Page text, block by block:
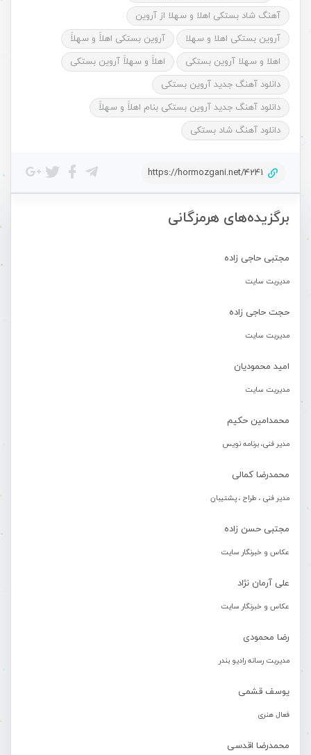
برگزیده‌های هرمزگانی
مجتبی حاجی زاده
مدیریت سایت
حجت حاجی زاده
مدیریت سایت
امید محمودیان
مدیریت سایت
محمدامین حکیم
مدیر فنی، برنامه نویس
محمدرضا کمالی
مدیر فنی ، طراح ، پشتیبان
مجتبی حسن زاده
عکاس و خبرنگار سایت
علی آرمان نژاد
عکاس و خبرنگار سایت
رضا محمودی
مدیریت رسانه رادیو بندر
یوسف قشمی
فعال هنری
محمدرضا اقدسی
آهنگ شاد بستکی اهلا و سهلا از آروین
آروین بستکی اهلا و سهلا
آروین بستکی اهلاََ و سهلاََ
اهلا و سهلا آروین بستکی
اهلاََ و سهلاََ آروین بستکی
دانلود آهنگ جدید آروین بستکی
دانلود آهنگ جدید آروین بستکی بنام اهلاََ و سهلاََ
دانلود آهنگ شاد بستکی
https://hormozgani.net/4241